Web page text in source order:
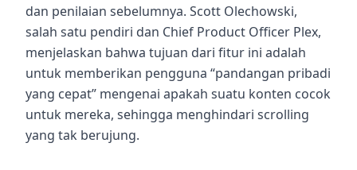
dan penilaian sebelumnya. Scott Olechowski,
salah satu pendiri dan Chief Product Officer Plex,
menjelaskan bahwa tujuan dari fitur ini adalah
untuk memberikan pengguna “pandangan pribadi
yang cepat” mengenai apakah suatu konten cocok
untuk mereka, sehingga menghindari scrolling
yang tak berujung.